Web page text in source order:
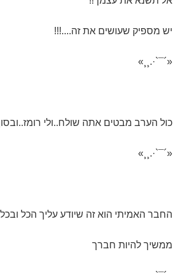
יש מספיק שעושים את זה....!!!
«´¯`·.¸¸»
כול הערב מבטים אתה שולח..ולי
«´¯`·.¸¸»
החבר האמיתי הוא זה שיודע עליך הכל
ממשיך להיות חברך